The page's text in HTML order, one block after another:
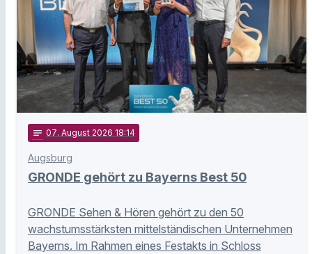
notes 07. August 2026 18:14
Augsburg
GRONDE gehört zu Bayerns Best 50
GRONDE Sehen & Hören gehört zu den 50
wachstumsstärksten mittelständischen Unternehmen
Bayerns. Im Rahmen eines Festakts in Schloss